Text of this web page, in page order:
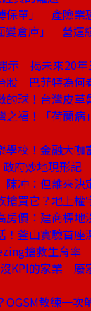
保單」 產險業
變倉庫」 營運
示 揭未來20年
股 巴菲特為何
的球！台灣皮革
之福！「荷蘭病
學校！金融大咖
府炒地現形記
冲：但誰來決
搶買它？地上權
價：建商標地
！釜山實驗首座
搶救生育率
KPI的家業 廢
OGSM教練一次